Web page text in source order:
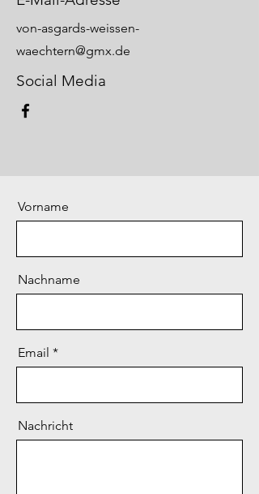
von-asgards-weissen-
waechtern@gmx.de
Social Media
Vorname
Nachname
Email
Nachricht